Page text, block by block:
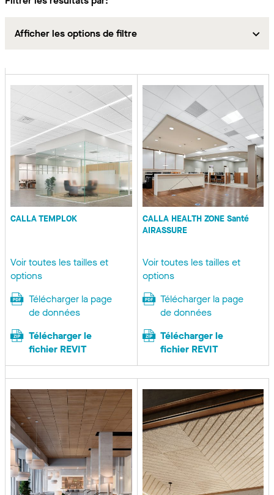
Afficher les options de filtre
CALLA TEMPLOK
Voir toutes les tailles et
options
Télécharger la page
de données
Télécharger le
fichier REVIT
CALLA HEALTH ZONE Santé
AIRASSURE
Voir toutes les tailles et
options
Télécharger la page
de données
Télécharger le
fichier REVIT